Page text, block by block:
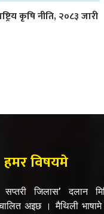
कृषि नीति, २०८३ जारी
हमर विषयमे
जिलास’ दलान
अइछ । मैथिली भाषामे